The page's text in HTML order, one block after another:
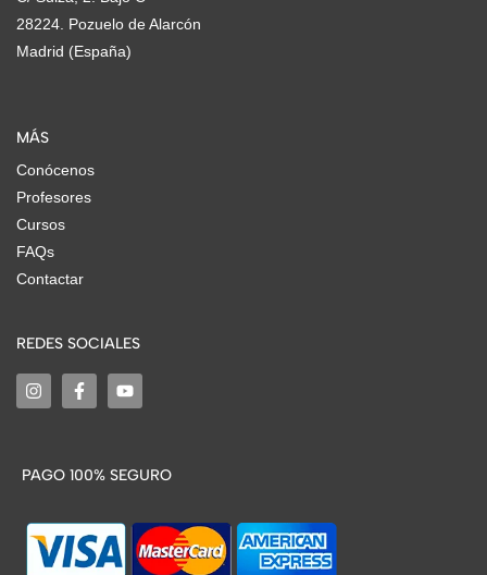
28224. Pozuelo de Alarcón
Madrid (España)
MÁS
Conócenos
Profesores
Cursos
FAQs
Contactar
REDES SOCIALES
PAGO 100% SEGURO